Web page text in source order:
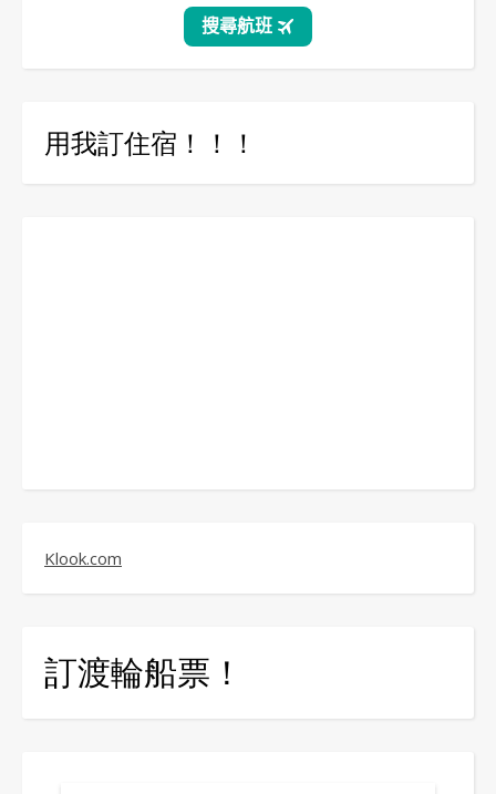
用我訂住宿！！！
Klook.com
訂渡輪船票！